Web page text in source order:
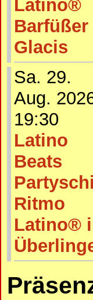
Latino®
Barfüßer
Glacis
Sa. 29.
Aug.
19:30
Latino
Beats
Ritmo
Latino®